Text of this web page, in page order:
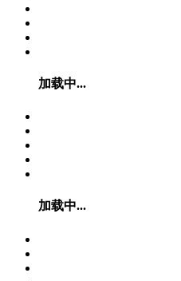
加载中...
加载中...